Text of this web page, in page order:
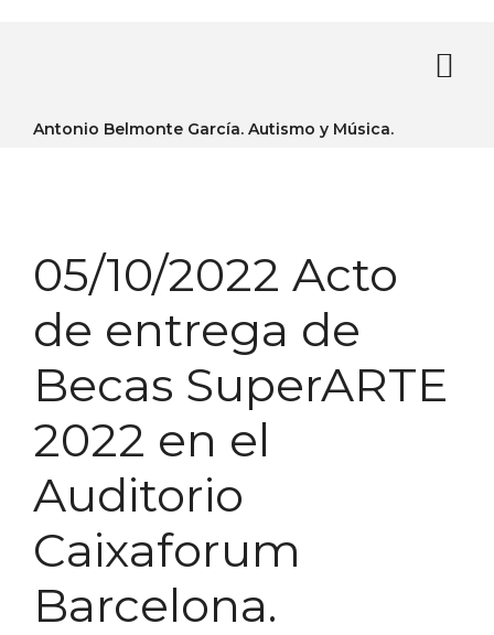
Antonio Belmonte García. Autismo y Música.
05/10/2022 Acto
de entrega de
Becas SuperARTE
2022 en el
Auditorio
Caixaforum
Barcelona.